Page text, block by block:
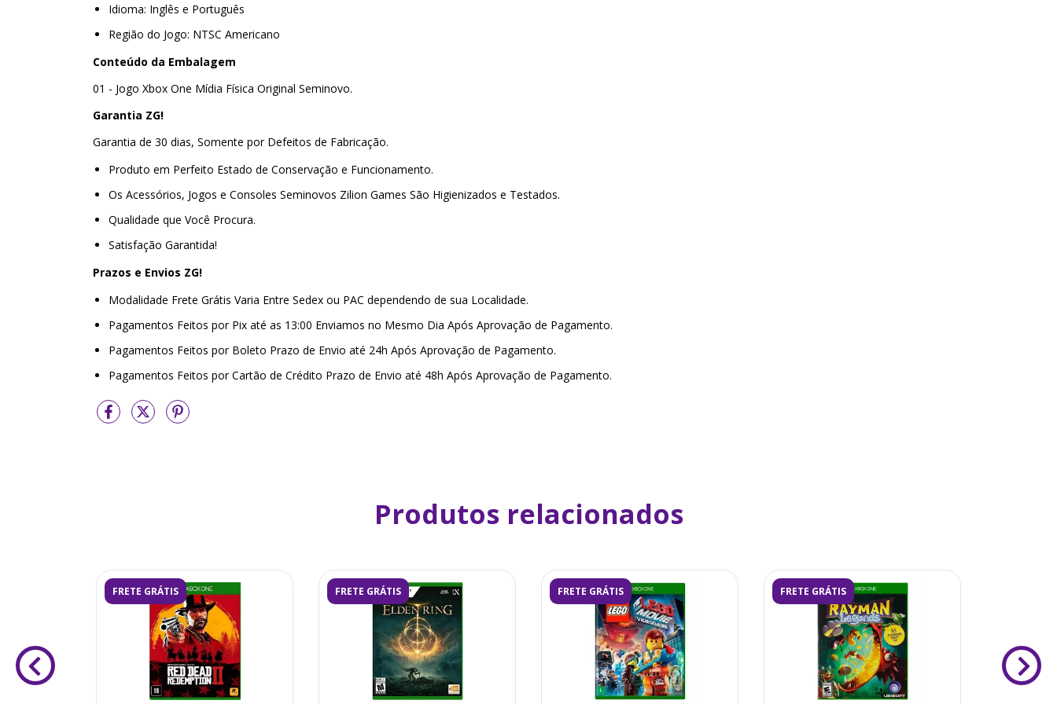
Idioma: Inglês e Português
Região do Jogo: NTSC Americano
Conteúdo da Embalagem
01 - Jogo Xbox One Mídia Física Original Seminovo.
Garantia ZG!
Garantia de 30 dias, Somente por Defeitos de Fabricação.
Produto em Perfeito Estado de Conservação e Funcionamento.
Os Acessórios, Jogos e Consoles Seminovos Zilion Games São Higienizados e Testados.
Qualidade que Você Procura.
Satisfação Garantida!
Prazos e Envios ZG!
Modalidade Frete Grátis Varia Entre Sedex ou PAC dependendo de sua Localidade.
Pagamentos Feitos por Pix até as 13:00 Enviamos no Mesmo Dia Após Aprovação de Pagamento.
Pagamentos Feitos por Boleto Prazo de Envio até 24h Após Aprovação de Pagamento.
Pagamentos Feitos por Cartão de Crédito Prazo de Envio até 48h Após Aprovação de Pagamento.
Produtos relacionados
FRETE GRÁTIS FRETE GRÁTIS FRETE GRÁTIS FRETE GRÁTIS